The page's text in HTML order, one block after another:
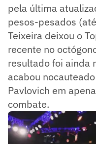
pela última
pesos-pesados
Teixeira deixou o
recente no
resultado foi ainda
acabou
Pavlovich em
combate.